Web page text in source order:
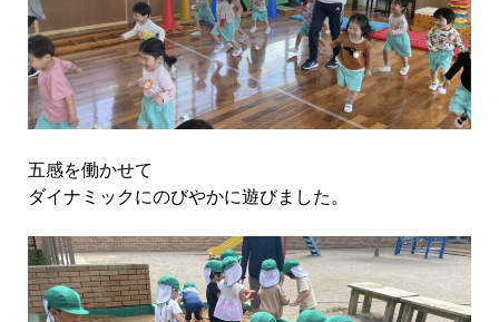
五感を働かせて
ダイナミックにのびやかに遊びました。